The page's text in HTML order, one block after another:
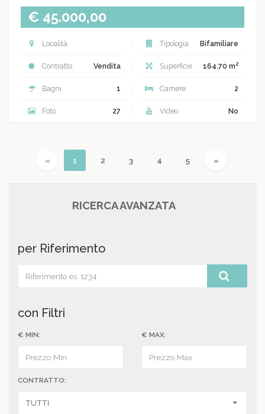
€ 45.000,00
Località Tipologia Bifamiliare
Contratto Vendita Superficie 164.70 m2
Bagni 1 Camere 2
Foto 27 Video No
«Previous
1 (current)
2 3 4 5 »Next
RICERCA AVANZATA
per Riferimento
con Filtri
€ MIN: € MAX:
CONTRATTO: